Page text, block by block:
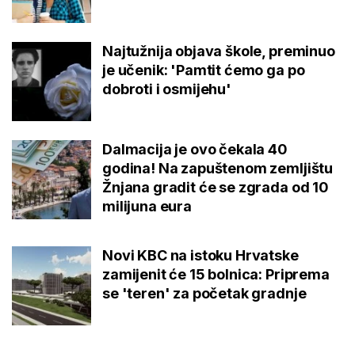
Najtužnija objava škole, preminuo
je učenik: 'Pamtit ćemo ga po
dobroti i osmijehu'
Dalmacija je ovo čekala 40
godina! Na zapuštenom zemljištu
Žnjana gradit će se zgrada od 10
milijuna eura
Novi KBC na istoku Hrvatske
zamijenit će 15 bolnica: Priprema
se 'teren' za početak gradnje